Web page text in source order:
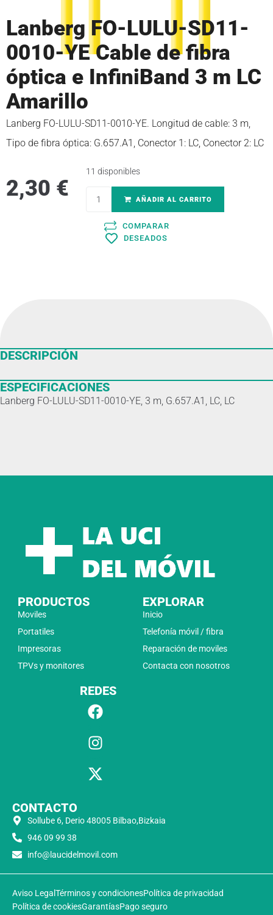
Lanberg FO-LULU-SD11-
0010-YE Cable de fibra
óptica e InfiniBand 3 m LC
Amarillo
Lanberg FO-LULU-SD11-0010-YE. Longitud de cable: 3 m,
Tipo de fibra óptica: G.657.A1, Conector 1: LC, Conector 2: LC
2,30 €
11 disponibles
AÑADIR AL CARRITO
COMPARAR
DESEADOS
DESCRIPCIÓN
ESPECIFICACIONES
Lanberg FO-LULU-SD11-0010-YE, 3 m, G.657.A1, LC, LC
PRODUCTOS
Moviles
Portatiles
Impresoras
TPVs y monitores
EXPLORAR
Inicio
Telefonía móvil / fibra
Reparación de moviles
Contacta con nosotros
REDES
CONTACTO
Sollube 6, Derio 48005 Bilbao,Bizkaia
946 09 99 38
info@laucidelmovil.com
Aviso LegalTérminos y condicionesPolítica de privacidad
Política de cookiesGarantíasPago seguro